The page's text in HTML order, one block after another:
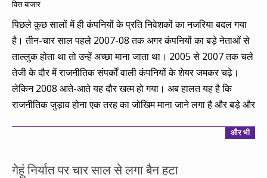
09-
09
वित्त बाजार
पिछले कुछ सालों में ही कंपनियों के प्रति निवेशकों का नजरिया बदल गया
है। तीन-चार साल पहले 2007-08 तक अगर कंपनियों का बड़े नेताओं से
ताल्लुक होता था तो उन्हें अच्छा माना जाता था। 2005 से 2007 तक चले
तेजी के दौर में राजनीतिक संपर्कों वाली कंपनियों के शेयर जमकर चढ़े।
लेकिन 2008 आते-आते यह दौर खत्म हो गया। अब हालत यह है कि
राजनीतिक जुड़ाव होना एक तरह का जोखिम माना जाने लगा है और बड़े और
और भी
गेहूं निर्यात पर चार साल से लगा बैन हटा